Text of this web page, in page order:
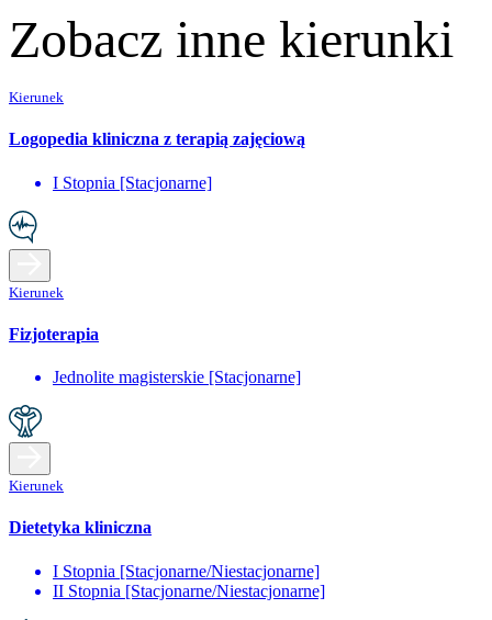
Zobacz inne kierunki
Kierunek
Logopedia kliniczna z terapią zajęciową
I Stopnia [Stacjonarne]
Kierunek
Fizjoterapia
Jednolite magisterskie [Stacjonarne]
Kierunek
Dietetyka kliniczna
I Stopnia [Stacjonarne/Niestacjonarne]
II Stopnia [Stacjonarne/Niestacjonarne]